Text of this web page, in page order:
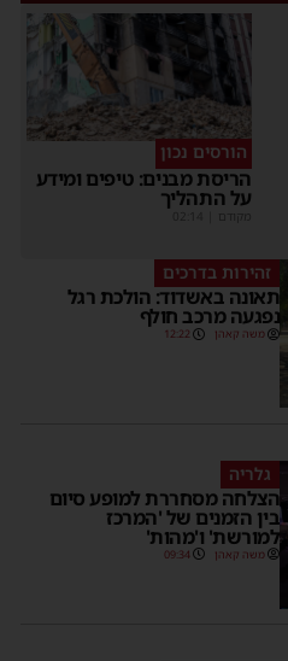
הורסים נכון
הריסת מבנים: טיפים ומידע
על התהליך
מקודם
זהירות בדרכים
תאונה באשדוד: הולכת רגל
נפגעה מרכב חולף
משה קאהן 12:22
גלריה
הצלחה מסחררת למופע סיום
בין הזמנים של 'המרכז
למורשת' ו'מהות'
משה קאהן 09:34